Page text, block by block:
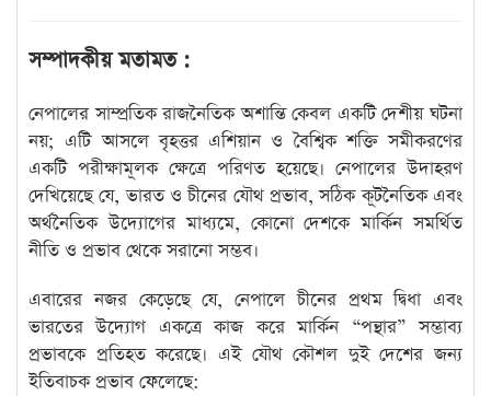
সম্পাদকীয় মতামত :
নেপালের সাম্প্রতিক রাজনৈতিক অশান্তি কেবল একটি দেশীয় ঘটনা
নয়; এটি আসলে বৃহত্তর এশিয়ান ও বৈশ্বিক শক্তি সমীকরণের
একটি পরীক্ষামূলক ক্ষেত্রে পরিণত হয়েছে। নেপালের উদাহরণ
দেখিয়েছে যে, ভারত ও চীনের যৌথ প্রভাব, সঠিক কূটনৈতিক এবং
অর্থনৈতিক উদ্যোগের মাধ্যমে, কোনো দেশকে মার্কিন সমর্থিত
নীতি ও প্রভাব থেকে সরানো সম্ভব।
এবারের নজর কেড়েছে যে, নেপালে চীনের প্রথম দ্বিধা এবং
ভারতের উদ্যোগ একত্রে কাজ করে মার্কিন “পন্থার” সম্ভাব্য
প্রভাবকে প্রতিহত করেছে। এই যৌথ কৌশল দুই দেশের জন্য
ইতিবাচক প্রভাব ফেলেছে: